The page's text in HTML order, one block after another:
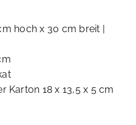
hoch x 30 cm breit |
Karton 18 x 13,5 x 5 cm